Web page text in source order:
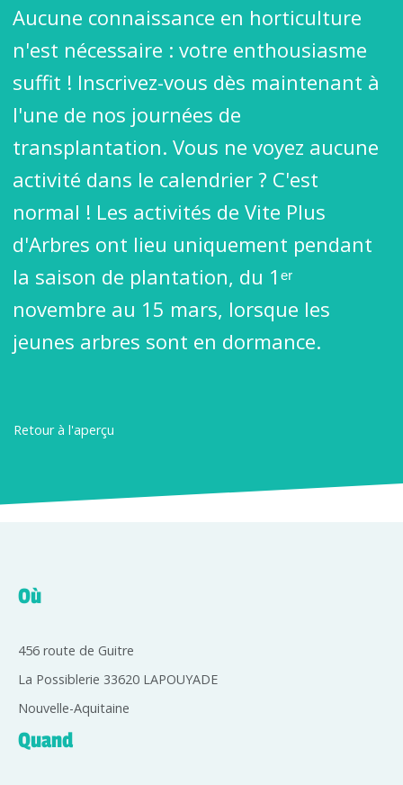
Aucune connaissance en horticulture
n'est nécessaire : votre enthousiasme
suffit ! Inscrivez-vous dès maintenant à
l'une de nos journées de
transplantation. Vous ne voyez aucune
activité dans le calendrier ? C'est
normal ! Les activités de Vite Plus
d'Arbres ont lieu uniquement pendant
la saison de plantation, du 1ᵉʳ
novembre au 15 mars, lorsque les
jeunes arbres sont en dormance.
Retour à l'aperçu
Où
456 route de Guitre
La Possiblerie 33620 LAPOUYADE
Nouvelle-Aquitaine
Quand